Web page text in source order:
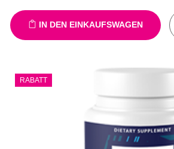
IN DEN EINKAUFSWAGEN
RABATT